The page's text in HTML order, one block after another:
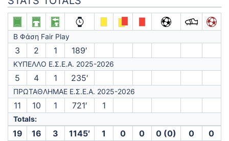
Β Φάση Fair Play
3 2 1 189′
ΚΥΠΕΛΛΟ Ε.Σ.Ε.Α. 2025-2026
5 4 1 235′
ΠΡΩΤΑΘΛΗΜΑΕ Ε.Σ.Ε.Α. 2025-2026
11 10 1 721′ 1
Totals:
19 16 3 1145′ 1 0 0 0 (0) 0 0